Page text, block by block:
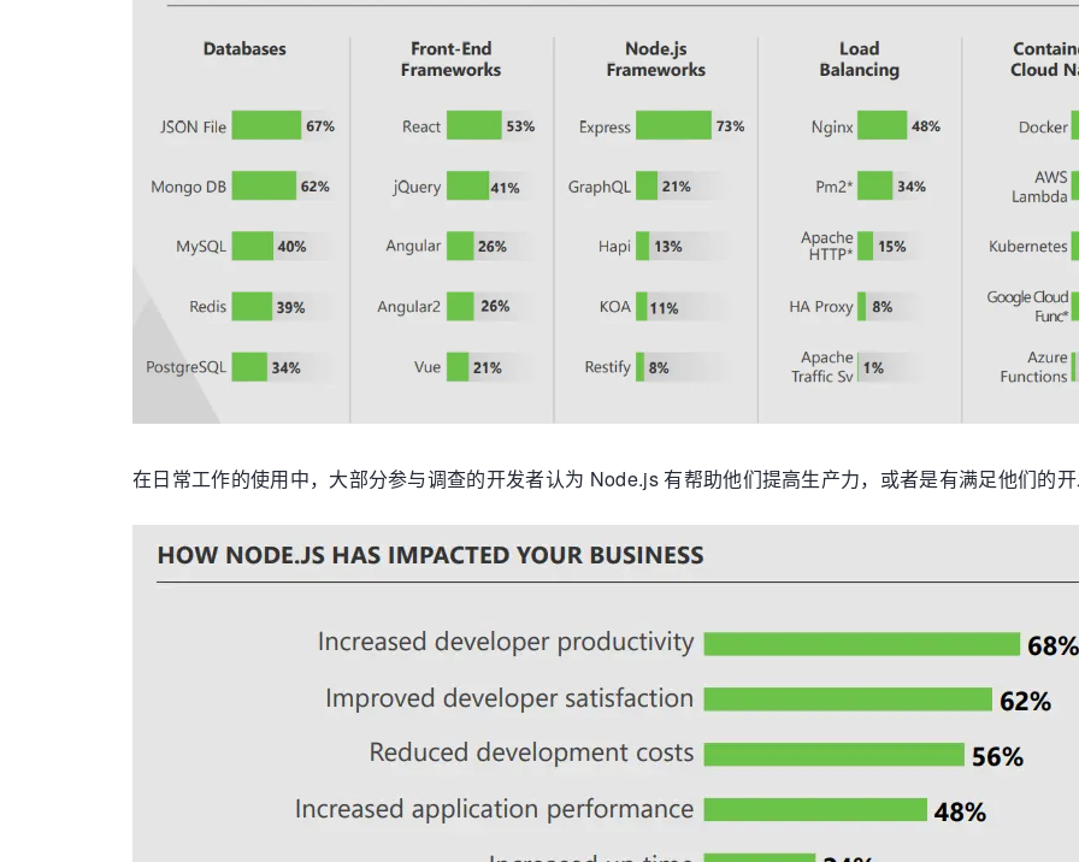
在日常工作的使用中，大部分参与调查的开发者认为 Node.js 有帮助他们提高生产力，或者是有满足他们的开